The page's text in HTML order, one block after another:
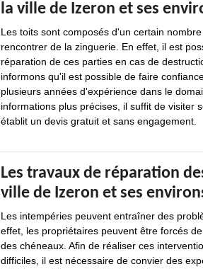
la ville de Izeron et ses
Les toits sont composés d'un certain
rencontrer de la zinguerie. En effet, il est
réparation de ces parties en cas de
informons qu'il est possible de faire
plusieurs années d'expérience dans le
informations plus précises, il suffit de visiter
établit un devis gratuit et sans engagement.
Les travaux de réparation
ville de Izeron et ses
Les intempéries peuvent entraîner des
effet, les propriétaires peuvent être forcés
des chéneaux. Afin de réaliser ces
difficiles, il est nécessaire de convier des